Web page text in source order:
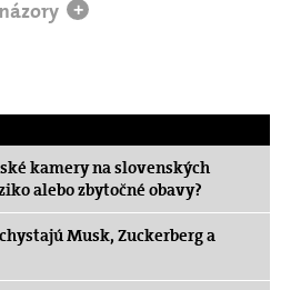
+
kamery na slovenských
alebo zbytočné obavy?
Musk, Zuckerberg a